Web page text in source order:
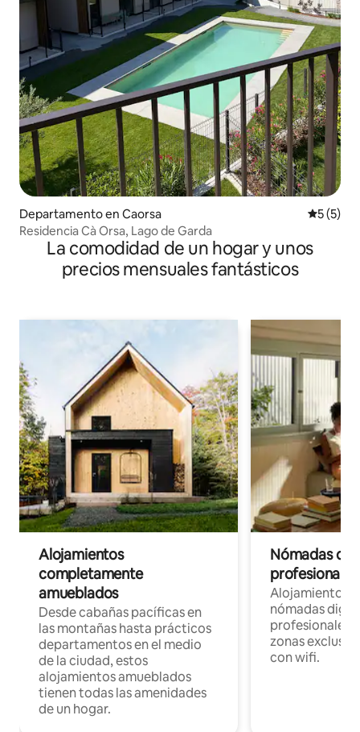
Departamento en Caorsa
5 (5)
Residencia Cà Orsa, Lago de Garda
La comodidad de un hogar y unos
precios mensuales fantásticos
Alojamientos
completamente
amueblados
Desde cabañas pacíficas en
las montañas hasta prácticos
departamentos en el medio
de la ciudad, estos
alojamientos amueblados
tienen todas las amenidades
de un hogar.
Nómadas
Alojamientos
nómadas
profesionales
zonas
con wifi.